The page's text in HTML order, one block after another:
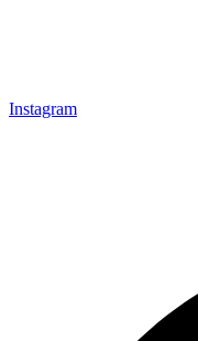
Instagram